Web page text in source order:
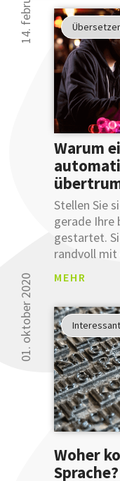
Warum
Stellen Sie
gerade Ihre
gestartet.
randvoll mit
MEHR
01. oktober 2020
Woher
Sprache?